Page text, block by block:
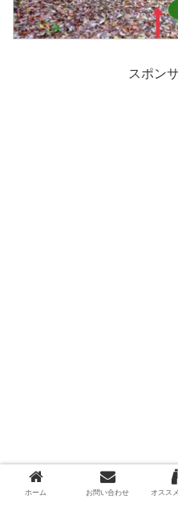
スポン
ホタルが見れる滝をめ
ホーム お問い合わせ オスス